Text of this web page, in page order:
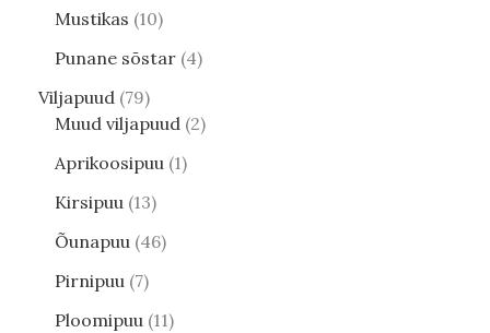
Mustikas 10
Punane sõstar 4
Viljapuud 79
Muud viljapuud 2
Aprikoosipuu 1
Kirsipuu 13
Õunapuu 46
Pirnipuu 7
Ploomipuu 11